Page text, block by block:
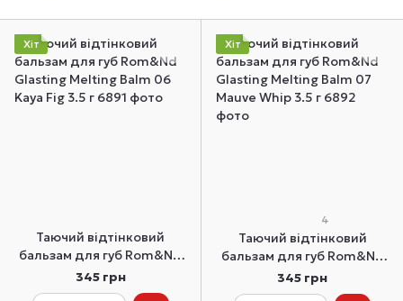
Хіт
Таючий відтінковий
бальзам для губ Rom&Nd
Glasting Melting Balm 06
Kaya Fig 3.5 г
345 грн
Хіт
4
Таючий відтінковий
бальзам для губ Rom&Nd
Glasting Melting Balm 07
Mauve Whip 3.5 г
345 грн